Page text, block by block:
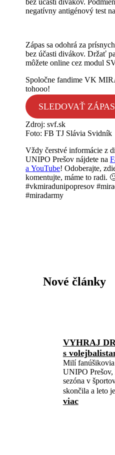
bez účasti divákov.
negatívny antigénový test
Zápas sa odohrá za
bez účasti divákov. Držať
môžete online cez modul
Spoločne fandime VK
tohooo!
SLEDOVAŤ
Zdroj: svf.sk
Foto: FB TJ Slávia Svidník
Vždy čerstvé informácie z
UNIPO Prešov nájdete na
aYouTube! Odoberajte,
komentujte, máme to radi.
#vkmiradunipopresov
#miradarmy
Nové články
VYHRAJ
s
Milí
UNIPO Prešov,
sezóna v
skončila a leto
viac